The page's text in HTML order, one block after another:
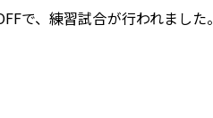
で、練習試合が行われました。